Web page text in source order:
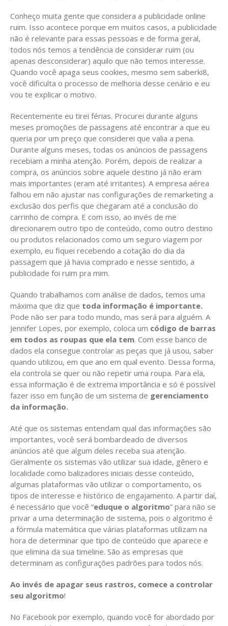
Conheço muita gente que considera a publicidade online
ruim. Isso acontece porque em muitos casos, a publicidade
não é relevante para essas pessoas e de forma geral,
todos nós temos a tendência de considerar ruim (ou
apenas desconsiderar) aquilo que não temos interesse.
Quando você apaga seus cookies, mesmo sem saberki8,
você dificulta o processo de melhoria desse cenário e eu
vou te explicar o motivo.
Recentemente eu tirei férias. Procurei durante alguns
meses promoções de passagens até encontrar a que eu
queria por um preço que considerei que valia a pena.
Durante alguns meses, todas os anúncios de passagens
recebiam a minha atenção. Porém, depois de realizar a
compra, os anúncios sobre aquele destino já não eram
mais importantes (eram até irritantes). A empresa aérea
falhou em não ajustar nas configurações de remarketing a
exclusão dos perfis que chegaram até a conclusão do
carrinho de compra. E com isso, ao invés de me
direcionarem outro tipo de conteúdo, como outro destino
ou produtos relacionados como um seguro viagem por
exemplo, eu fiquei recebendo a cotação do dia da
passagem que já havia comprado e nesse sentido, a
publicidade foi ruim pra mim.
Quando trabalhamos com análise de dados, temos uma
máxima que diz que toda informação é importante.
Pode não ser para todo mundo, mas será para alguém. A
Jennifer Lopes, por exemplo, coloca um código de barras
em todos as roupas que ela tem. Com esse banco de
dados ela consegue controlar as peças que já usou, saber
quando utilizou, em que ano em qual evento. Dessa forma,
ela controla se quer ou não repetir uma roupa. Para ela,
essa informação é de extrema importância e só é possível
fazer isso em função de um sistema de gerenciamento
da informação.
Até que os sistemas entendam qual das informações são
importantes, você será bombardeado de diversos
anúncios até que algum deles receba sua atenção.
Geralmente os sistemas vão utilizar sua idade, gênero e
localidade como balizadores iniciais desse conteúdo,
algumas plataformas vão utilizar o comportamento, os
tipos de interesse e histórico de engajamento. A partir daí,
é necessário que você “eduque o algoritmo” para não se
privar a uma determinação de sistema, pois o algoritmo é
a fórmula matemática que várias plataformas utilizam na
hora de determinar que tipo de conteúdo que aparece e
que elimina da sua timeline. São as empresas que
determinam as configurações padrões para todos nós.
Ao invés de apagar seus rastros, comece a controlar
seu algoritmo!
No Facebook por exemplo, quando você for abordado por